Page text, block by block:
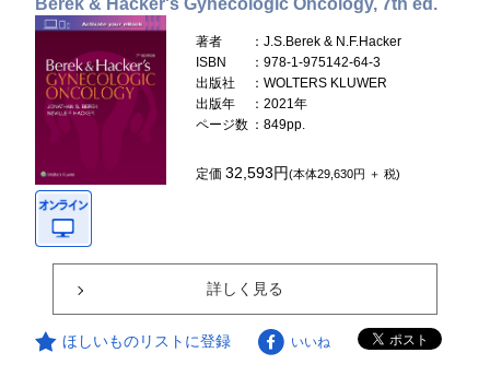
Berek & Hacker's Gynecologic Oncology, 7th ed.
著者
：J.S.Berek & N.F.Hacker
ISBN
：978-1-975142-64-3
出版社
：WOLTERS KLUWER
出版年
：2021年
ページ数 ：849pp.
定価32,593円(本体29,630円 ＋ 税)
詳しく見る
ほしいものリストに登録 いいね